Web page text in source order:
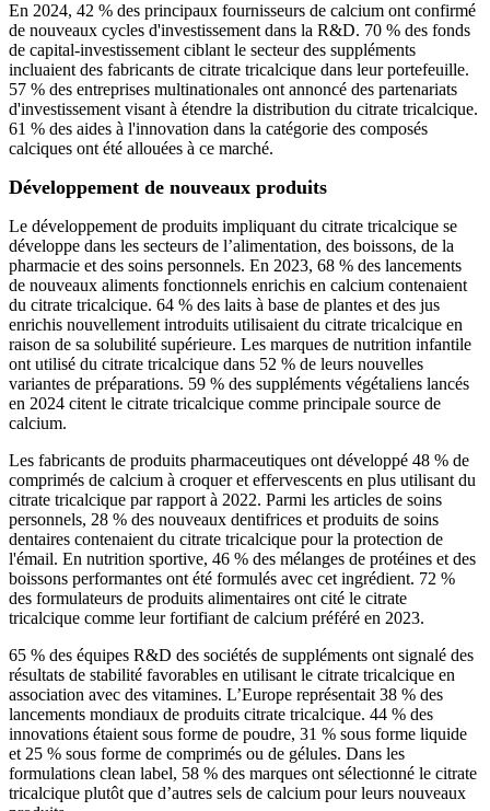
En 2024, 42 % des principaux fournisseurs de calcium ont confirmé
de nouveaux cycles d'investissement dans la R&D. 70 % des fonds
de capital-investissement ciblant le secteur des suppléments
incluaient des fabricants de citrate tricalcique dans leur portefeuille.
57 % des entreprises multinationales ont annoncé des partenariats
d'investissement visant à étendre la distribution du citrate tricalcique.
61 % des aides à l'innovation dans la catégorie des composés
calciques ont été allouées à ce marché.
Développement de nouveaux produits
Le développement de produits impliquant du citrate tricalcique se
développe dans les secteurs de l’alimentation, des boissons, de la
pharmacie et des soins personnels. En 2023, 68 % des lancements
de nouveaux aliments fonctionnels enrichis en calcium contenaient
du citrate tricalcique. 64 % des laits à base de plantes et des jus
enrichis nouvellement introduits utilisaient du citrate tricalcique en
raison de sa solubilité supérieure. Les marques de nutrition infantile
ont utilisé du citrate tricalcique dans 52 % de leurs nouvelles
variantes de préparations. 59 % des suppléments végétaliens lancés
en 2024 citent le citrate tricalcique comme principale source de
calcium.
Les fabricants de produits pharmaceutiques ont développé 48 % de
comprimés de calcium à croquer et effervescents en plus utilisant du
citrate tricalcique par rapport à 2022. Parmi les articles de soins
personnels, 28 % des nouveaux dentifrices et produits de soins
dentaires contenaient du citrate tricalcique pour la protection de
l'émail. En nutrition sportive, 46 % des mélanges de protéines et des
boissons performantes ont été formulés avec cet ingrédient. 72 %
des formulateurs de produits alimentaires ont cité le citrate
tricalcique comme leur fortifiant de calcium préféré en 2023.
65 % des équipes R&D des sociétés de suppléments ont signalé des
résultats de stabilité favorables en utilisant le citrate tricalcique en
association avec des vitamines. L’Europe représentait 38 % des
lancements mondiaux de produits citrate tricalcique. 44 % des
innovations étaient sous forme de poudre, 31 % sous forme liquide
et 25 % sous forme de comprimés ou de gélules. Dans les
formulations clean label, 58 % des marques ont sélectionné le citrate
tricalcique plutôt que d’autres sels de calcium pour leurs nouveaux